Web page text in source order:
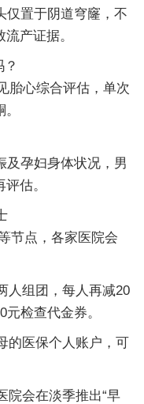
仅置于阴道穹窿，不
产证据。
胎心综合评估，单次
及孕妇身体状况，男
估。
节点，各家医院会
人组团，每人再减20
检查代金券。
的医保个人账户，可
院会在淡季推出“早